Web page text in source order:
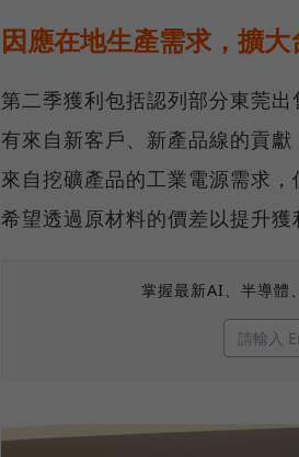
因應在地生產需求，擴
第二季獲利包括認列部分東莞
有來自新客戶、新產品線的貢
來自挖礦產品的工業電源需求
希望透過原材料的價差以提升獲
掌握最新AI、半導體